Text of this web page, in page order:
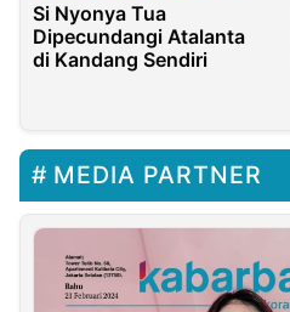
Si Nyonya Tua
Dipecundangi Atalanta
di Kandang Sendiri
MEDIA PARTNER